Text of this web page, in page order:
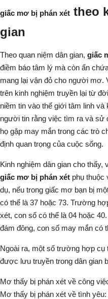
giấc mơ bị phán xét theo
gian
Theo quan niệm dân gian, giấc
điềm báo tâm lý mà còn ẩn
mang lại vận đỏ cho người mơ.
trên kinh nghiệm truyền lại từ
niềm tin vào thế giới tâm linh
người tin rằng việc tìm ra và sử
họ gặp may mắn trong các trò
định quan trọng của cuộc sống.
Kinh nghiệm dân gian cho thấy,
giấc mơ bị phán xét phụ thuộc
dụ, nếu trong giấc mơ bạn bị
có thể là 37 hoặc 73. Trường
xét, con số có thể là 04 hoặc
đám đông, con số may mắn có
Ngoài ra, một số trường hợp cụ
được lưu truyền trong dân gian
Mơ thấy bị phán xét về công
Mơ thấy bị phán xét về tình yêu: